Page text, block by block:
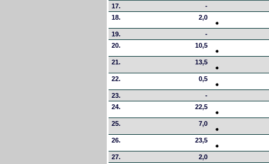
17.
-
18.
2,0
19. -
20.
10,5
21. 13,5
22. 0,5
23. -
24.
22,5
25. 7,0
26. 23,5
27. 2,0